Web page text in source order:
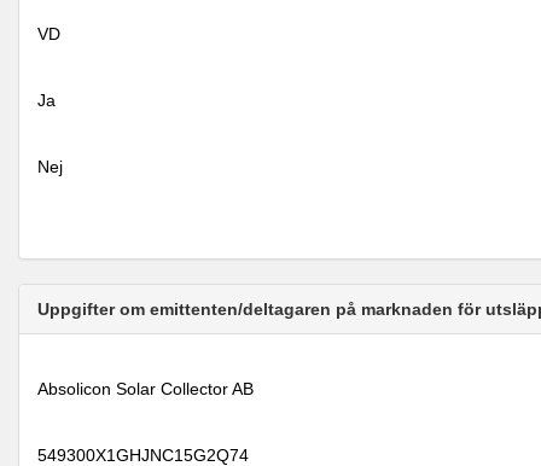
VD
Ja
Nej
Uppgifter om emittenten/deltagaren på marknaden för
Absolicon Solar Collector AB
549300X1GHJNC15G2Q74